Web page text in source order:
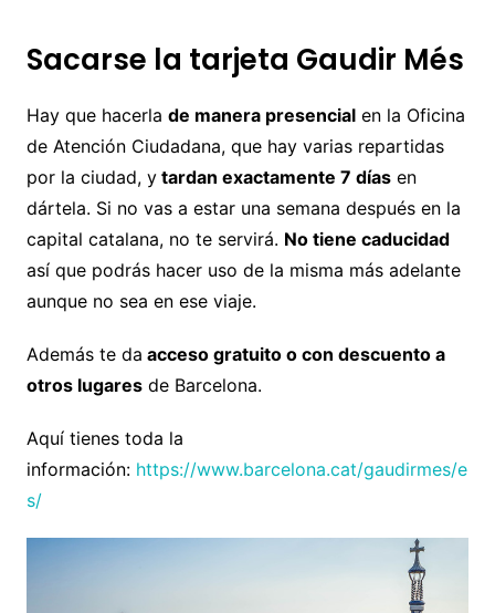
Sacarse la tarjeta Gaudir Més
Hay que hacerla de manera presencialen la Oficina
de Atención Ciudadana, que hay varias repartidas
por la ciudad, ytardan exactamente 7 díasen
dártela. Si no vas a estar una semana después en la
capital catalana, no te servirá. No tiene caducidad
así que podrás hacer uso de la misma más adelante
aunque no sea en ese viaje.
Además te da acceso gratuito o con descuento a
otros lugaresde Barcelona.
Aquí tienes toda la
información: https://www.barcelona.cat/gaudirmes/e
s/